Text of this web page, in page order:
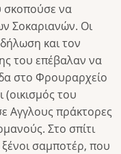
σκοπούσε να
Σοκαριανών. Οι
και τον
του επέβαλαν να
στο Φρουραρχείο
του
Αγγλους πράκτορες
Στο σπίτι
σαμποτέρ, που